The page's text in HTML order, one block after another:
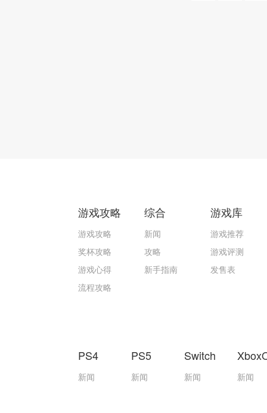
游戏攻略
游戏攻略
奖杯攻略
游戏心得
流程攻略
综合
新闻
攻略
新手指南
游戏库
游戏推荐
游戏评测
发售表
PS4
新闻
PS5
新闻
Switch
新闻 新闻